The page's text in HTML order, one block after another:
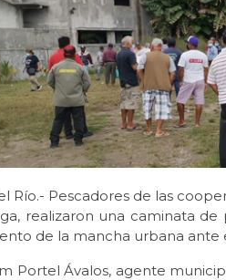
Río.- Pescadores de las
realizaron una caminata
de la mancha urbana ante
Portel Ávalos, agente